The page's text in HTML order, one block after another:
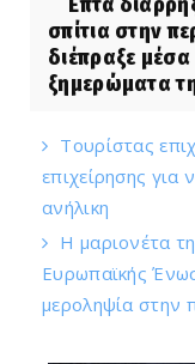
σπίτια στην
διέπραξε
ξημερώματα
Τουρίστας
επιχείρησης για
ανήλικη
Η μαριονέτα
Ευρωπαϊκής
μεροληψία στην